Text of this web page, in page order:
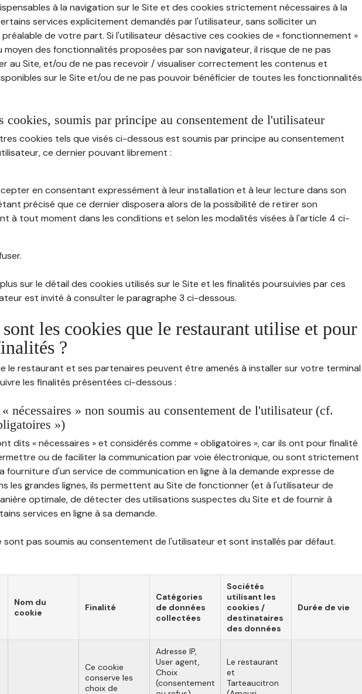
à la navigation sur le Site et des cookies strictement nécessaires à la
services explicitement demandés par l'utilisateur, sans solliciter un
de votre part. Si l'utilisateur désactive ces cookies de « fonctionnement »
moyen des fonctionnalités proposées par son navigateur, il risque de ne pas
au Site, et/ou de ne pas recevoir / visualiser correctement les contenus et
sur le Site et/ou de ne pas pouvoir bénéficier de toutes les fonctionnalités
cookies, soumis par principe au consentement de l'utilisateur
cookies tels que visés ci-dessous est soumis par principe au consentement
ce dernier pouvant librement :
en consentant expressément à leur installation et à leur lecture dans son
précisé que ce dernier disposera alors de la possibilité de retirer son
à tout moment dans les conditions et selon les modalités visées à l'article 4 ci-
sur le détail des cookies utilisés sur le Site et les finalités poursuivies par ces
est invité à consulter le paragraphe 3 ci-dessous.
les cookies que le restaurant utilise et pour
?
le restaurant et ses partenaires peuvent être amenés à installer sur votre terminal
les finalités présentées ci-dessous :
nécessaires » non soumis au consentement de l'utilisateur (cf.
»)
dits « nécessaires » et considérés comme « obligatoires », car ils ont pour finalité
ou de faciliter la communication par voie électronique, ou sont strictement
fourniture d'un service de communication en ligne à la demande expresse de
les grandes lignes, ils permettent au Site de fonctionner (et à l'utilisateur de
optimale, de détecter des utilisations suspectes du Site et de fournir à
services en ligne à sa demande.
sont pas soumis au consentement de l'utilisateur et sont installés par défaut.
Nom du
cookie
Finalité
Catégories
de données
collectées
Sociétés
utilisant les
cookies /
destinataires
des données
Durée de vie
Ce cookie
conserve les
choix de
Adresse IP,
User agent,
Choix
(consentement
Le restaurant
et
Tarteaucitron